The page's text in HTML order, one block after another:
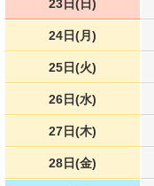
23日(日)
24日(月)
25日(火)
26日(水)
27日(木)
28日(金)